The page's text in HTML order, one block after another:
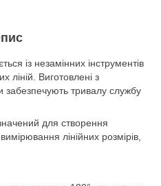
із незамінних інструментів
ліній. Виготовлені з
забезпечують тривалу службу
для створення
лінійних розмірів,